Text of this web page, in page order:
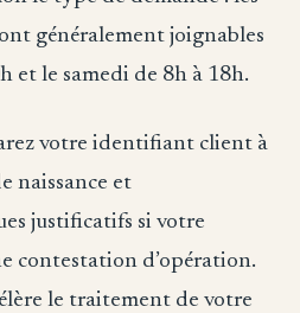
généralement joignables
et le samedi de 8h à 18h.
votre identifiant client à
naissance et
justificatifs si votre
contestation d’opération.
le traitement de votre